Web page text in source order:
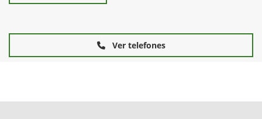
Ver telefones